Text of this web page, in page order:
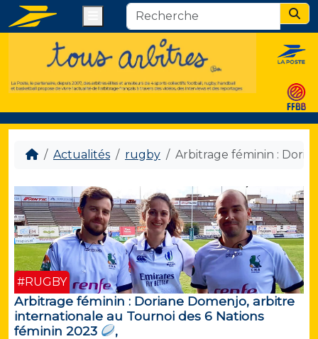
Actualités rugby Arbitrage féminin :
#RUGBY
Arbitrage féminin : Doriane Domenjo, arbitre
internationale au Tournoi des 6 Nations
féminin 2023
,